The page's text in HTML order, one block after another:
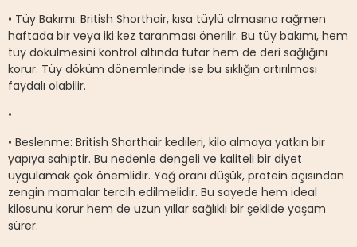
• Tüy Bakımı: British Shorthair, kısa tüylü olmasına rağmen
haftada bir veya iki kez taranması önerilir. Bu tüy bakımı, hem
tüy dökülmesini kontrol altında tutar hem de deri sağlığını
korur. Tüy döküm dönemlerinde ise bu sıklığın artırılması
faydalı olabilir.
•
• Beslenme: British Shorthair kedileri, kilo almaya yatkın bir
yapıya sahiptir. Bu nedenle dengeli ve kaliteli bir diyet
uygulamak çok önemlidir. Yağ oranı düşük, protein açısından
zengin mamalar tercih edilmelidir. Bu sayede hem ideal
kilosunu korur hem de uzun yıllar sağlıklı bir şekilde yaşam
sürer.